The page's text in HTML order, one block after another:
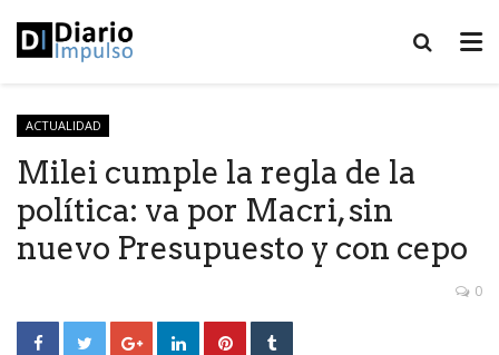
ACTUALIDAD
Milei cumple la regla de la
política: va por Macri, sin
nuevo Presupuesto y con cepo
0